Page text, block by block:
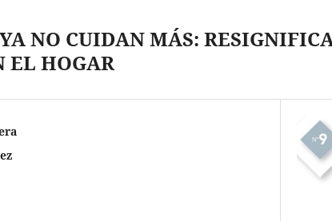
NO CUIDAN MÁS:
EL HOGAR